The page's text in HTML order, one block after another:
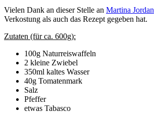
Vielen Dank an dieser Stelle an Martina Jordan
Verkostung als auch das Rezept gegeben hat.
Zutaten (für ca. 600g):
100g Naturreiswaffeln
2 kleine Zwiebel
350ml kaltes Wasser
40g Tomatenmark
Salz
Pfeffer
etwas Tabasco